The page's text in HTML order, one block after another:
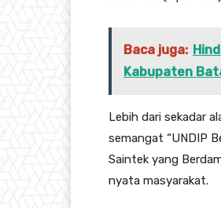
Baca juga:
Kabupaten
Lebih dari sekadar
semangat “UNDIP
Saintek yang
nyata masyarakat.